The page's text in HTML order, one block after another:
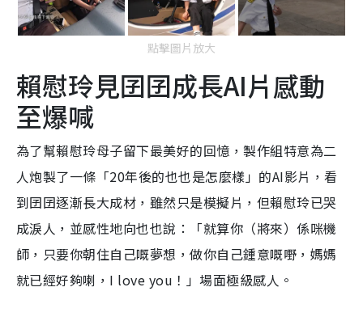
點擊圖片放大
賴慰玲見囝囝成長AI片感動
至爆喊
為了幫賴慰玲母子留下最美好的回憶，製作組特意為二
人炮製了一條「20年後的也也是怎麼樣」的AI影片，看
到囝囝逐漸長大成材，雖然只是模擬片，但賴慰玲已哭
成淚人，並感性地向也也說：「就算你（將來）係咪機
師，只要你朝住自己嘅夢想，做你自己鍾意嘅嘢，媽媽
就已經好夠喇，I love you！」場面極級感人。